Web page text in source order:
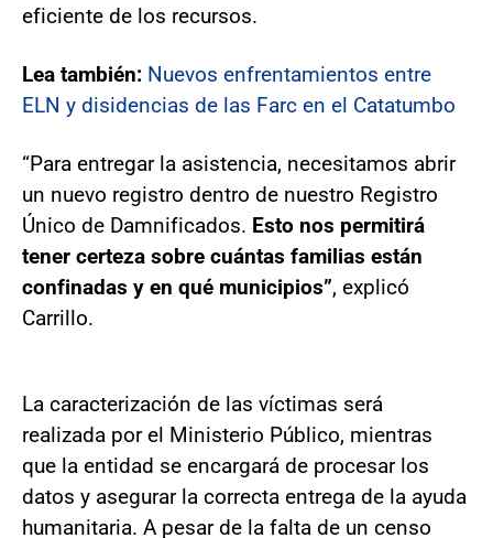
eficiente de los recursos.
Lea también: Nuevos enfrentamientos entre
ELN y disidencias de las Farc en el Catatumbo
“Para entregar la asistencia, necesitamos abrir
un nuevo registro dentro de nuestro Registro
Único de Damnificados. Esto nos permitirá
tener certeza sobre cuántas familias están
confinadas y en qué municipios”, explicó
Carrillo.
La caracterización de las víctimas será
realizada por el Ministerio Público, mientras
que la entidad se encargará de procesar los
datos y asegurar la correcta entrega de la ayuda
humanitaria. A pesar de la falta de un censo